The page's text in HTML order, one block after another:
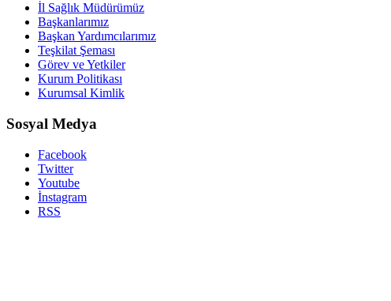
İl Sağlık Müdürümüz
Başkanlarımız
Başkan Yardımcılarımız
Teşkilat Şeması
Görev ve Yetkiler
Kurum Politikası
Kurumsal Kimlik
Sosyal Medya
Facebook
Twitter
Youtube
İnstagram
RSS